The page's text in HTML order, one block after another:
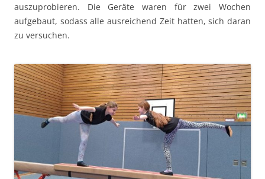
auszuprobieren. Die Geräte waren für zwei Wochen
aufgebaut, sodass alle ausreichend Zeit hatten, sich daran
zu versuchen.